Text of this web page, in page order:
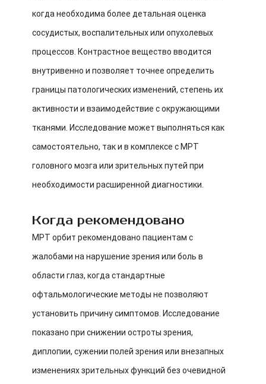
когда необходима более детальная оценка
сосудистых, воспалительных или опухолевых
процессов. Контрастное вещество вводится
внутривенно и позволяет точнее определить
границы патологических изменений, степень их
активности и взаимодействие с окружающими
тканями. Исследование может выполняться как
самостоятельно, так и в комплексе с МРТ
головного мозга или зрительных путей при
необходимости расширенной диагностики.
Когда рекомендовано
МРТ орбит рекомендовано пациентам с
жалобами на нарушение зрения или боль в
области глаз, когда стандартные
офтальмологические методы не позволяют
установить причину симптомов. Исследование
показано при снижении остроты зрения,
диплопии, сужении полей зрения или внезапных
изменениях зрительных функций без очевидной